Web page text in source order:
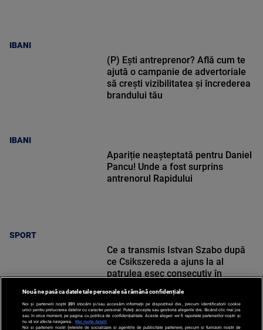
IBANI
IBANI
(P) Ești antreprenor? Află cum te
ajută o campanie de advertoriale
să crești vizibilitatea și încrederea
brandului tău
SPORT
Apariție neașteptată pentru Daniel
Pancu! Unde a fost surprins
antrenorul Rapidului
Ce a transmis Istvan Szabo după
ce Csikszereda a ajuns la al
patrulea eșec consecutiv în
Nouă ne pasă ca datele tale personale să rămână confidențiale
Noi și partenerii noștri 201 stocăm și/sau accesăm informații pe dispozitivul dvs., precum identificatorii cookie
unici pentru prelucrarea datelor cu caracter personal. Puteți accepta sau gestiona alegerile dvs. făcând clic mai jos
sau în orice moment, pe pagina cu politica de confidențialitate. Aceste alegeri vor fi raportate partenerilor noștri și
nu vă vor afecta navigarea.
Mai multe detalii
Noi si partenerii nostri (retelele de socializare si agentiile de publicitate partenere, precum si furnizorii nostri de